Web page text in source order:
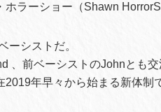
ラーショー（Shawn
ーシストだ。
、前ベーシストのJohnとも
年早々から始まる新体制